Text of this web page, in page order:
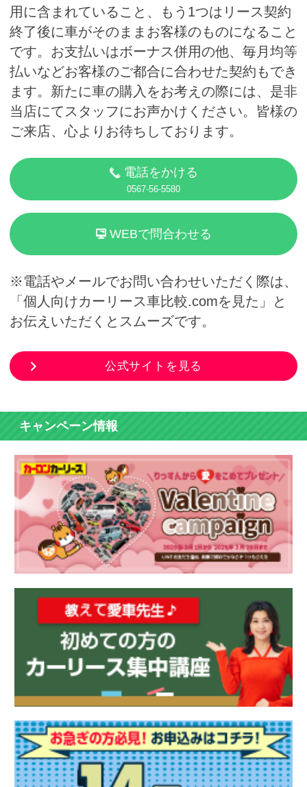
用に含まれていること、もう1つはリース契約
終了後に車がそのままお客様のものになること
です。お支払いはボーナス併用の他、毎月均等
払いなどお客様のご都合に合わせた契約もでき
ます。新たに車の購入をお考えの際には、是非
当店にてスタッフにお声かけください。皆様の
ご来店、心よりお待ちしております。
電話をかける
0567-56-5580
WEBで問合わせる
※電話やメールでお問い合わせいただく際は、
「個人向けカーリース車比較.comを見た」と
お伝えいただくとスムーズです。
公式サイトを見る
キャンペーン情報